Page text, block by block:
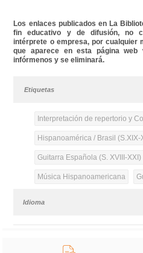
Los enlaces publicados en La
fin educativo y de difusión, no
intérprete o empresa, por cualquier
que aparece en esta página web
infórmenos y se eliminará.
Etiquetas
Interpretación de repertorio y
Hispanoamérica / Brasil (S.XIX-
Guitarra Española (S. XVIII-XXI)
Música Hispanoamericana
Idioma